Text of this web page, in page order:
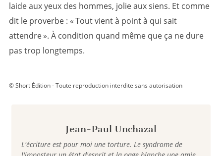
Jean-Paul Unchazal
L'écriture est pour moi une torture. Le syndrome de
laide aux yeux des hommes, jolie aux siens. Et comme
dit le proverbe : « Tout vient à point à qui sait
attendre ». À condition quand même que ça ne dure
pas trop longtemps.
© Short Édition - Toute reproduction interdite sans autorisation